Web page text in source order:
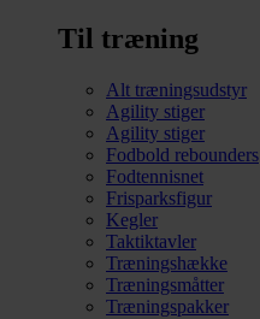
Til træning
Alt træningsudstyr
Agility stiger
Agility stiger
Fodbold rebounders
Fodtennisnet
Frisparksfigur
Kegler
Taktiktavler
Træningshække
Træningsmåtter
Træningspakker